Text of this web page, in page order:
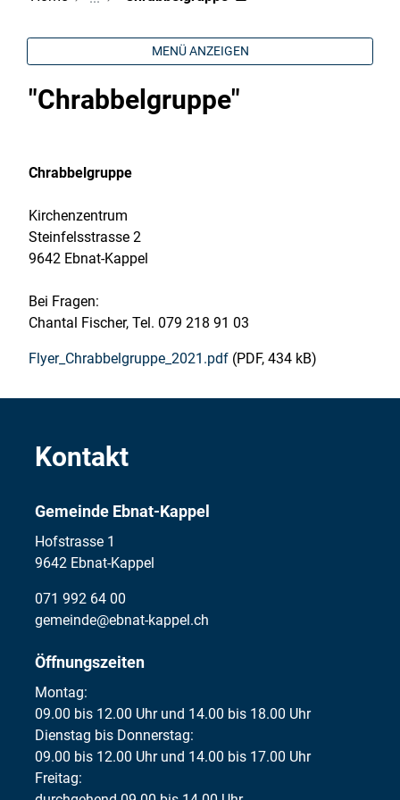
MENÜ ANZEIGEN
"Chrabbelgruppe"
Chrabbelgruppe
Kirchenzentrum
Steinfelsstrasse 2
9642 Ebnat-Kappel
Bei Fragen:
Chantal Fischer, Tel. 079 218 91 03
Flyer_Chrabbelgruppe_2021.pdf (PDF, 434 kB)
Kontakt
Gemeinde Ebnat-Kappel
Hofstrasse 1
9642 Ebnat-Kappel
071 992 64 00
gemeinde@ebnat-kappel.ch
Öffnungszeiten
Montag:
09.00 bis 12.00 Uhr und 14.00 bis 18.00 Uhr
Dienstag bis Donnerstag:
09.00 bis 12.00 Uhr und 14.00 bis 17.00 Uhr
Freitag: